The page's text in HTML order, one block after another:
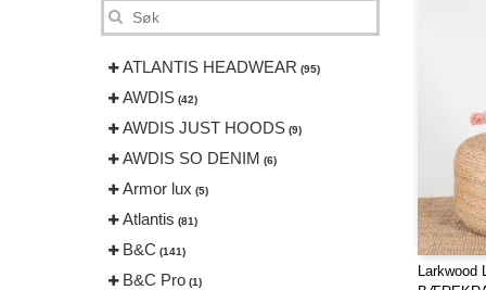
ATLANTIS HEADWEAR (95)
AWDIS (42)
AWDIS JUST HOODS (9)
AWDIS SO DENIM (6)
Armor lux (5)
Atlantis (81)
B&C (141)
B&C Pro (1)
Larkwood